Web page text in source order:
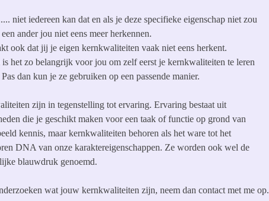
niet iedereen kan dat en als je deze specifieke eigenschap niet zou
ander jou niet eens meer herkennen.
ook dat jij je eigen kernkwaliteiten vaak niet eens herkent.
is het zo belangrijk voor jou om zelf eerst je kernkwaliteiten te leren
dan kun je ze gebruiken op een passende manier.
zijn in tegenstelling tot ervaring. Ervaring bestaat uit
die je geschikt maken voor een taak of functie op grond van
kennis, maar kernkwaliteiten behoren als het ware tot het
DNA van onze karaktereigenschappen. Ze worden ook wel de
blauwdruk genoemd.
wat jouw kernkwaliteiten zijn, neem dan contact met me op.